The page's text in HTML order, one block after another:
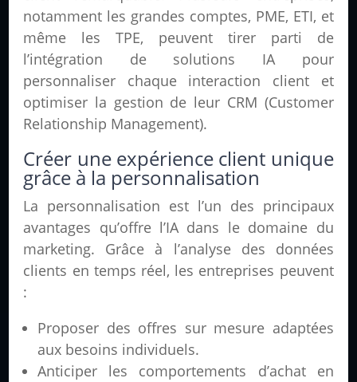
notamment les grandes comptes, PME, ETI, et
même les TPE, peuvent tirer parti de
l’intégration de solutions IA pour
personnaliser chaque interaction client et
optimiser la gestion de leur CRM (Customer
Relationship Management).
Créer une expérience client unique
grâce à la personnalisation
La personnalisation est l’un des principaux
avantages qu’offre l’IA dans le domaine du
marketing. Grâce à l’analyse des données
clients en temps réel, les entreprises peuvent
:
Proposer des offres sur mesure adaptées
aux besoins individuels.
Anticiper les comportements d’achat en